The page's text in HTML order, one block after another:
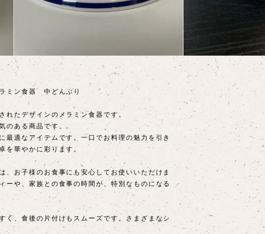
ミン食器 中どんぶり
れたデザインのメラミン食器です。
のある商品です。
最適なアイテムです。一口でお料理の魅力を引き
を華やかに彩ります。
、お子様のお食事にも安心してお使いいただけま
ーや、家族との食事の時間が、特別なものになる
く、食後の片付けもスムーズです。さまざまなシ